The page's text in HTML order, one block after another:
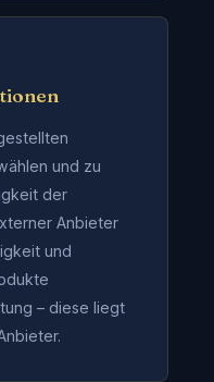
und zu
der
Anbieter
und
– diese liegt